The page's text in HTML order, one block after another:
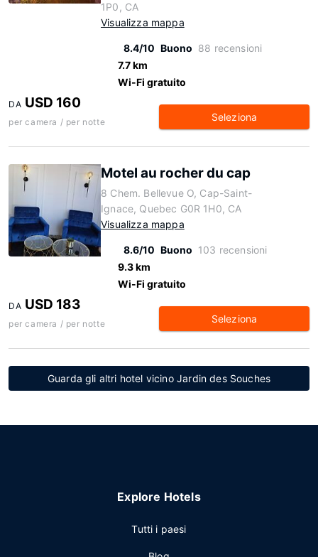
1P0, CA
Visualizza mappa
8.4/10 Buono 88 recensioni
7.7 km
Wi-Fi gratuito
DA USD 160
per camera / per notte Seleziona
Motel au rocher du cap
8 Chem. Bellevue O, Cap-Saint-
Ignace, Quebec G0R 1H0, CA
Visualizza mappa
8.6/10 Buono 103 recensioni
9.3 km
Wi-Fi gratuito
DA USD 183
per camera / per notte Seleziona
Guarda gli altri hotel vicino Jardin des Souches
Explore Hotels
Tutti i paesi